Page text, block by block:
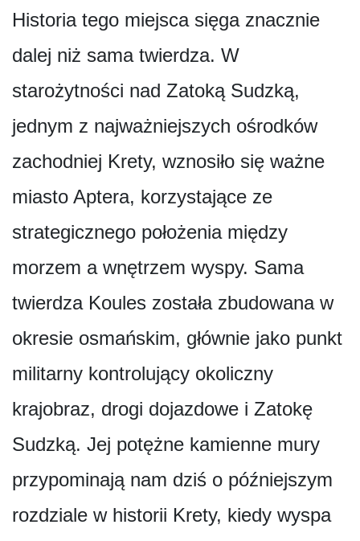
Historia tego miejsca sięga znacznie
dalej niż sama twierdza. W
starożytności nad Zatoką Sudzką,
jednym z najważniejszych ośrodków
zachodniej Krety, wznosiło się ważne
miasto Aptera, korzystające ze
strategicznego położenia między
morzem a wnętrzem wyspy. Sama
twierdza Koules została zbudowana w
okresie osmańskim, głównie jako punkt
militarny kontrolujący okoliczny
krajobraz, drogi dojazdowe i Zatokę
Sudzką. Jej potężne kamienne mury
przypominają nam dziś o późniejszym
rozdziale w historii Krety, kiedy wyspa